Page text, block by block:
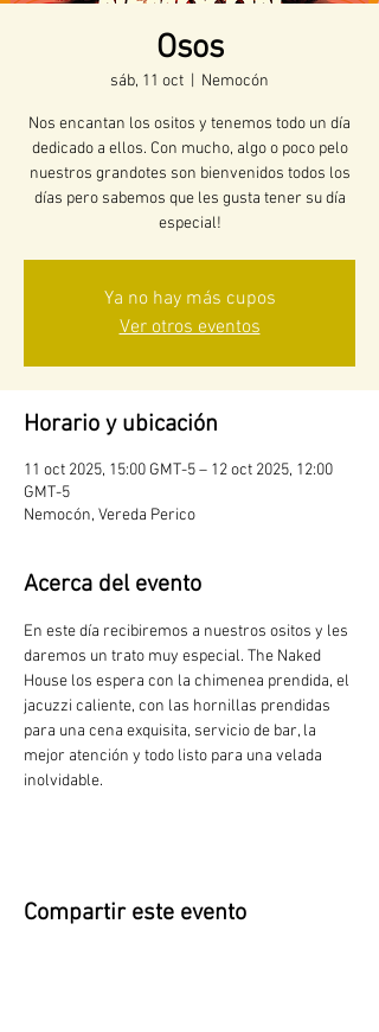
Osos
sáb, 11 oct Nemocón
Nos encantan los ositos y tenemos todo un día
dedicado a ellos. Con mucho, algo o poco pelo
nuestros grandotes son bienvenidos todos los
días pero sabemos que les gusta tener su día
especial!
Ya no hay más cupos
Ver otros eventos
Horario y ubicación
11 oct 2025, 15:00 GMT-5 – 12 oct 2025, 12:00
GMT-5
Nemocón, Vereda Perico
Acerca del evento
En este día recibiremos a nuestros ositos y les
daremos un trato muy especial. The Naked
House los espera con la chimenea prendida, el
jacuzzi caliente, con las hornillas prendidas
para una cena exquisita, servicio de bar, la
mejor atención y todo listo para una velada
inolvidable.
Compartir este evento